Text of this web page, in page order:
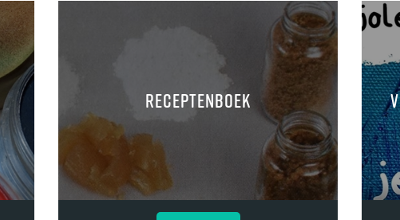
Receptenboek